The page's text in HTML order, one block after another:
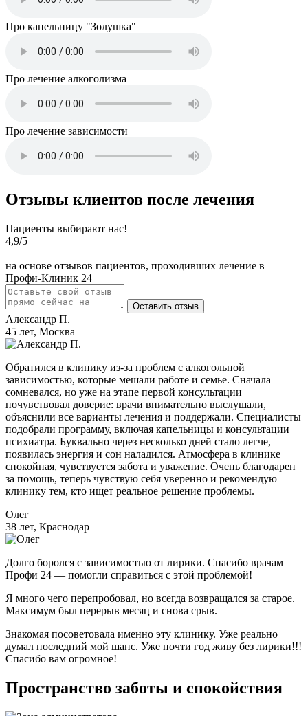
Про капельницу "Золушка"
Про лечение алкоголизма
Про лечение зависимости
Отзывы клиентов после лечения
Пациенты выбирают нас!
4,9/5
на основе отзывов пациентов, проходивших лечение в
Профи-Клиник 24
Оставить отзыв
Александр П.
45 лет, Москва
Обратился в клинику из-за проблем с алкогольной
зависимостью, которые мешали работе и семье. Сначала
сомневался, но уже на этапе первой консультации
почувствовал доверие: врачи внимательно выслушали,
объяснили все варианты лечения и поддержали. Специалисты
подобрали программу, включая капельницы и консультации
психиатра. Буквально через несколько дней стало легче,
появилась энергия и сон наладился. Атмосфера в клинике
спокойная, чувствуется забота и уважение. Очень благодарен
за помощь, теперь чувствую себя уверенно и рекомендую
клинику тем, кто ищет реальное решение проблемы.
Олег
38 лет, Краснодар
Долго боролся с зависимостью от лирики. Спасибо врачам
Профи 24 — помогли справиться с этой проблемой!
Я много чего перепробовал, но всегда возвращался за старое.
Максимум был перерыв месяц и снова срыв.
Знакомая посоветовала именно эту клинику. Уже реально
думал последний мой шанс. Уже почти год живу без лирики!!!
Спасибо вам огромное!
Пространство заботы и спокойствия